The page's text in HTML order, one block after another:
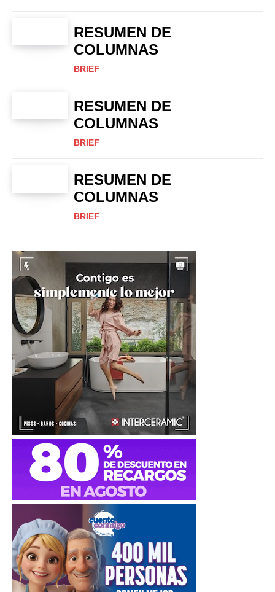
RESUMEN DE
COLUMNAS
BRIEF
RESUMEN DE
COLUMNAS
BRIEF
RESUMEN DE
COLUMNAS
BRIEF